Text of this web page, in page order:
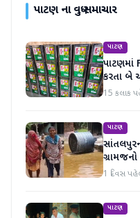
પાટણના વધુ સમાચાર
પાટણ
પાટણમાં
કરતા બે
જપ્ત
15 કલાક
પાટણ
ગ્રામજનો
1 દિવસ
પાટણ